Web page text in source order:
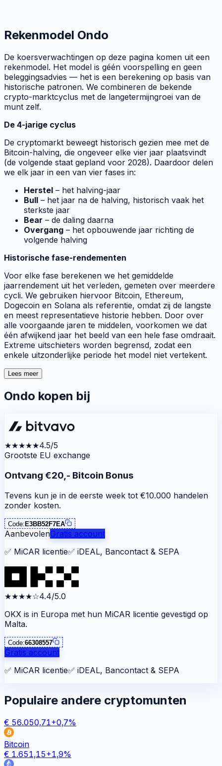
Rekenmodel Ondo
De koersverwachtingen op deze pagina komen uit een
rekenmodel. Het model is géén voorspelling en geen
beleggingsadvies — het is een berekening op basis van
historische patronen. We combineren de bekende
crypto-marktcyclus met de langetermijngroei van de
munt zelf.
De 4-jarige cyclus
De cryptomarkt beweegt historisch gezien mee met de
Bitcoin-halving, die ongeveer elke vier jaar plaatsvindt
(de volgende staat gepland voor 2028). Daardoor delen
we elk jaar in een van vier fases in:
Herstel – het halving-jaar
Bull – het jaar na de halving, historisch vaak het
sterkste jaar
Bear – de daling daarna
Overgang – het opbouwende jaar richting de
volgende halving
Historische fase-rendementen
Voor elke fase berekenen we het gemiddelde
jaarrendement uit het verleden, gemeten over meerdere
cycli. We gebruiken hiervoor Bitcoin, Ethereum,
Dogecoin en Solana als referentie, omdat zij de langste
en meest representatieve historie hebben. Door over
alle voorgaande jaren te middelen, voorkomen we dat
één afwijkend jaar het beeld van een hele fase omdraait.
Extreme uitschieters worden begrensd, zodat een
enkele uitzonderlijke periode het model niet vertekent.
Lees meer
Ondo kopen bij
★★★★★4.5/5
Grootste EU exchange
Ontvang €20,- Bitcoin Bonus
Tevens kun je in de eerste week tot €10.000 handelen
zonder kosten.
Code:E3BB52F7EA
AanbevolenGratis account
✅ MiCAR licentie✅ iDEAL, Bancontact & SEPA
★★★★☆4.4/5.0
OKX is in Europa met hun MiCAR licentie gevestigd op
Malta.
Code:66308557
Gratis account
✅ MiCAR licentie✅ iDEAL, Bancontact & SEPA
Populaire andere cryptomunten
€ 56.050,71+0,7%
Bitcoin
€ 1.651,15+1,9%